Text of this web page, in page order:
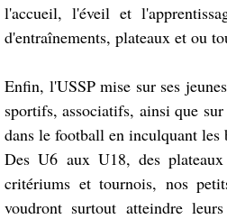
l'accueil, l'éveil et
d'entraînements, plateaux et ou
Enfin, l'USSP mise sur ses
sportifs, associatifs, ainsi que
dans le football en inculquant les
Des U6 aux U18, des
critériums et tournois, nos
voudront surtout atteindre